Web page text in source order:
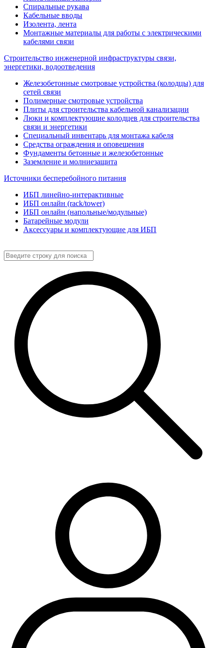
Спиральные рукава
Кабельные вводы
Изолента, лента
Монтажные материалы для работы с электрическими
кабелями связи
Строительство инженерной инфраструктуры связи,
энергетики, водоотведения
Железобетонные смотровые устройства (колодцы) для
сетей связи
Полимерные смотровые устройства
Плиты для строительства кабельной канализации
Люки и комплектующие колодцев для строительства
связи и энергетики
Специальный инвентарь для монтажа кабеля
Средства ограждения и оповещения
Фундаменты бетонные и железобетонные
Заземление и молниезащита
Источники бесперебойного питания
ИБП линейно-интерактивные
ИБП онлайн (rack/tower)
ИБП онлайн (напольные/модульные)
Батарейные модули
Аксессуары и комплектующие для ИБП